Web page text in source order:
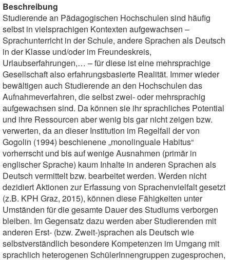
Beschreibung
Studierende an Pädagogischen Hochschulen sind häufig
selbst in vielsprachigen Kontexten aufgewachsen –
Sprachunterricht in der Schule, andere Sprachen als Deutsch
in der Klasse und/oder im Freundeskreis,
Urlaubserfahrungen,… – für diese ist eine mehrsprachige
Gesellschaft also erfahrungsbasierte Realität. Immer wieder
bewältigen auch Studierende an den Hochschulen das
Aufnahmeverfahren, die selbst zwei- oder mehrsprachig
aufgewachsen sind. Da können sie ihr sprachliches Potential
und ihre Ressourcen aber wenig bis gar nicht zeigen bzw.
verwerten, da an dieser Institution im Regelfall der von
Gogolin (1994) beschienene „monolinguale Habitus“
vorherrscht und bis auf wenige Ausnahmen (primär in
englischer Sprache) kaum Inhalte in anderen Sprachen als
Deutsch vermittelt bzw. bearbeitet werden. Werden nicht
dezidiert Aktionen zur Erfassung von Sprachenvielfalt gesetzt
(z.B. KPH Graz, 2015), können diese Fähigkeiten unter
Umständen für die gesamte Dauer des Studiums verborgen
bleiben. Im Gegensatz dazu werden aber Studierenden mit
anderen Erst- (bzw. Zweit-)sprachen als Deutsch wie
selbstverständlich besondere Kompetenzen im Umgang mit
sprachlich heterogenen SchülerInnengruppen zugesprochen,